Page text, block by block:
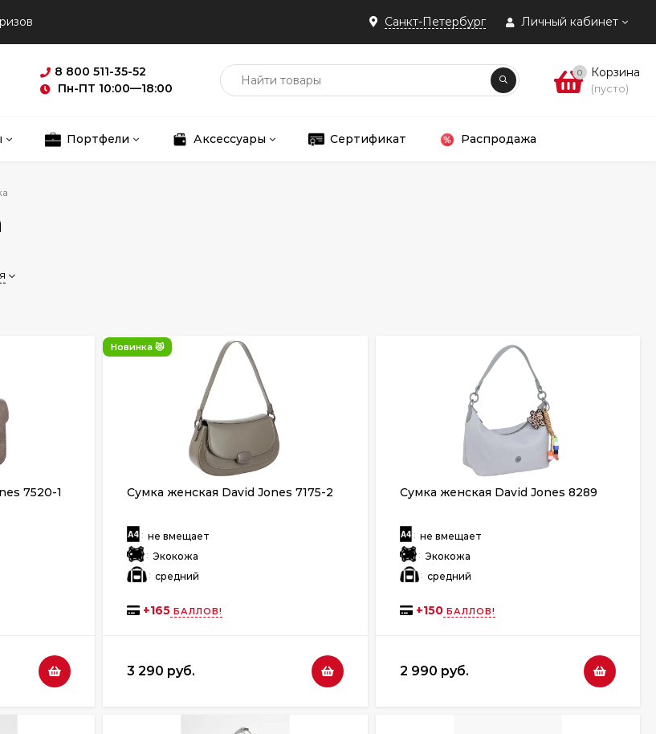
Санкт-Петербург Личный кабинет
8 800 511-35-52
Пн-ПТ 10:00—18:00
0 Корзина
(пусто)
Портфели Аксессуары Сертификат Распродажа
7520-1
Новинка 😻
Сумка женская David Jones 7175-2
: не вмещает
: Экокожа
: средний
+165 БАЛЛОВ!
3 290 руб.
Сумка женская David Jones 8289
: не вмещает
: Экокожа
: средний
+150БАЛЛОВ!
2 990 руб.